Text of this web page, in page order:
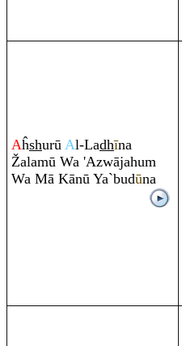
Aĥshurū Al-Ladhīna
Žalamū Wa 'Azwājahum
Wa Mā Kānū Ya`budūna